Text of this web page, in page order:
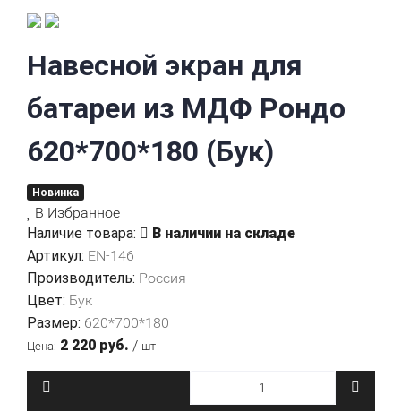
Навесной экран для
батареи из МДФ Рондо
620*700*180 (Бук)
Новинка
В Избранное
Наличие товара:
В наличии на складе
Артикул: EN-146
Производитель: Россия
Цвет: Бук
Размер: 620*700*180
Цена: 2 220 руб. / шт